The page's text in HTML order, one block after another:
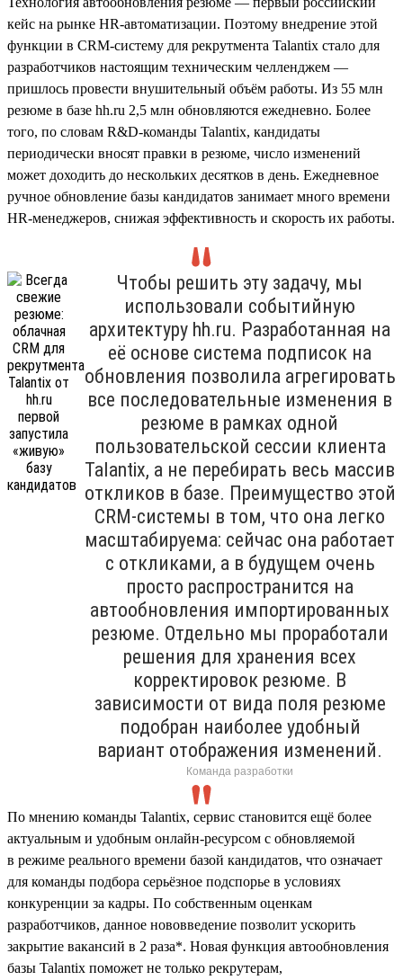
кейс на рынке HR-автоматизации. Поэтому внедрение этой
функции в CRM-систему для рекрутмента Talantix стало для
разработчиков настоящим техническим челленджем —
пришлось провести внушительный объём работы. Из 55 млн
резюме в базе hh.ru 2,5 млн обновляются ежедневно. Более
того, по словам R&D-команды Talantix, кандидаты
периодически вносят правки в резюме, число изменений
может доходить до нескольких десятков в день. Ежедневное
ручное обновление базы кандидатов занимает много времени
HR-менеджеров, снижая эффективность и скорость их работы.
Чтобы решить эту задачу, мы
использовали событийную
архитектуру hh.ru. Разработанная на
её основе система подписок на
обновления позволила агрегировать
все последовательные изменения в
резюме в рамках одной
пользовательской сессии клиента
Talantix, а не перебирать весь массив
откликов в базе. Преимущество этой
CRM-системы в том, что она легко
масштабируема: сейчас она работает
с откликами, а в будущем очень
просто распространится на
автообновления импортированных
резюме. Отдельно мы проработали
решения для хранения всех
корректировок резюме. В
зависимости от вида поля резюме
подобран наиболее удобный
вариант отображения изменений.
Команда разработки
По мнению команды Talantix, сервис становится ещё более
актуальным и удобным онлайн-ресурсом с обновляемой
в режиме реального времени базой кандидатов, что означает
для команды подбора серьёзное подспорье в условиях
конкуренции за кадры. По собственным оценкам
разработчиков, данное нововведение позволит ускорить
закрытие вакансий в 2 раза*. Новая функция автообновления
базы Talantix поможет не только рекрутерам,